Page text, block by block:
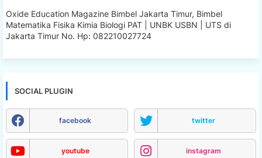
Oxide Education Magazine Bimbel Jakarta Timur, Bimbel
Matematika Fisika Kimia Biologi PAT | UNBK USBN | UTS di
Jakarta Timur No. Hp: 082210027724
SOCIAL PLUGIN
facebook twitter
youtube instagram